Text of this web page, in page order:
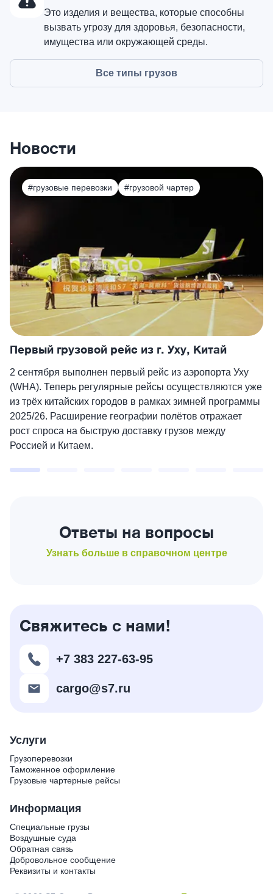
Это изделия и вещества, которые способны
вызвать угрозу для здоровья, безопасности,
имущества или окружающей среды.
Все типы грузов
Новости
#грузовые перевозки #грузовой чартер
Первый грузовой рейс из г. Уху, Китай
2 сентября выполнен первый рейс из аэропорта Уху
(WHA). Теперь регулярные рейсы осуществляются уже
из трёх китайских городов в рамках зимней программы
2025/26. Расширение географии полётов отражает
рост спроса на быструю доставку грузов между
Россией и Китаем.
Ответы на вопросы
Узнать больше в справочном центре
Услуги
Грузоперевозки
Таможенное оформление
Грузовые чартерные рейсы
Информация
Специальные грузы
Воздушные суда
Обратная связь
Добровольное сообщение
Реквизиты и контакты
Свяжитесь с нами!
+7 383 227-63-95
cargo@s7.ru